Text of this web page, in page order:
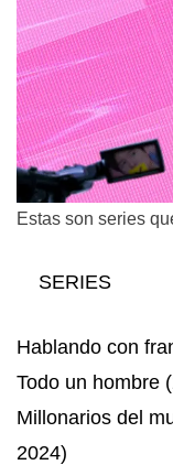
Estas son series
SERIES
Hablando con
Todo un hombre
Millonarios del
2024)